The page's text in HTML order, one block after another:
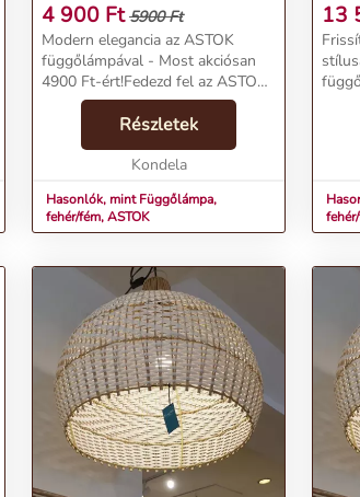
4 900 Ft 5900 Ft
Modern elegancia az ASTOK
függőlámpával - Most akciósan
4900 Ft-ért!Fedezd fel az ASTOK
fehér/fém függőlámpát a Kondela
csillárok kategóriájában! A modern
és stílusos design mellett most
akciósan 4900...
Részletek
Kondela
Hasonlók, mint Függőlámpa,
fehér/fém, ASTOK
13